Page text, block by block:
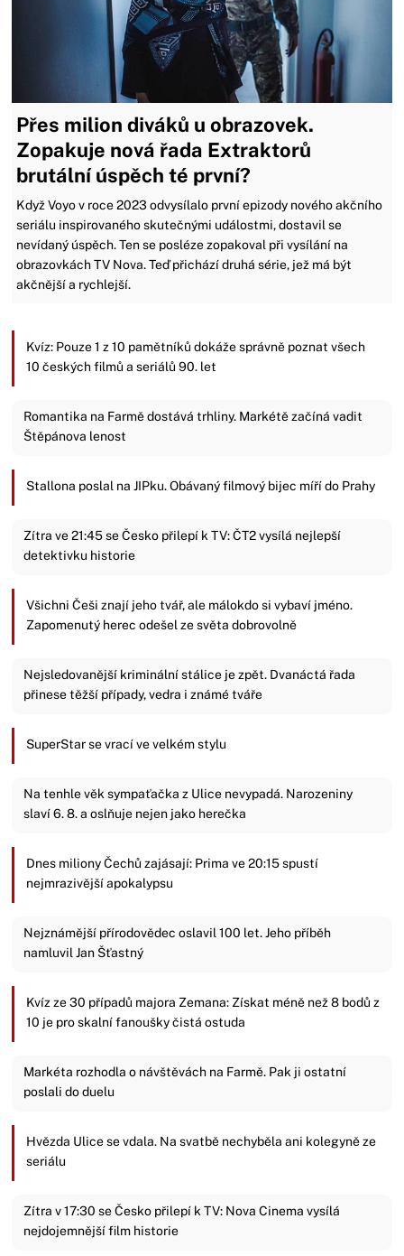
Přes milion diváků u obrazovek.
Zopakuje nová řada Extraktorů
brutální úspěch té první?
Když Voyo v roce 2023 odvysílalo první epizody nového akčního
seriálu inspirovaného skutečnými událostmi, dostavil se
nevídaný úspěch. Ten se posléze zopakoval při vysílání na
obrazovkách TV Nova. Teď přichází druhá série, jež má být
akčnější a rychlejší.
Kvíz: Pouze 1 z 10 pamětníků dokáže správně poznat všech
10 českých filmů a seriálů 90. let
Romantika na Farmě dostává trhliny. Markétě začíná vadit
Štěpánova lenost
Stallona poslal na JIPku. Obávaný filmový bijec míří do Prahy
Zítra ve 21:45 se Česko přilepí k TV: ČT2 vysílá nejlepší
detektivku historie
Všichni Češi znají jeho tvář, ale málokdo si vybaví jméno.
Zapomenutý herec odešel ze světa dobrovolně
Nejsledovanější kriminální stálice je zpět. Dvanáctá řada
přinese těžší případy, vedra i známé tváře
SuperStar se vrací ve velkém stylu
Na tenhle věk sympaťačka z Ulice nevypadá. Narozeniny
slaví 6. 8. a oslňuje nejen jako herečka
Dnes miliony Čechů zajásají: Prima ve 20:15 spustí
nejmrazivější apokalypsu
Nejznámější přírodovědec oslavil 100 let. Jeho příběh
namluvil Jan Šťastný
Kvíz ze 30 případů majora Zemana: Získat méně než 8 bodů z
10 je pro skalní fanoušky čistá ostuda
Markéta rozhodla o návštěvách na Farmě. Pak ji ostatní
poslali do duelu
Hvězda Ulice se vdala. Na svatbě nechyběla ani kolegyně ze
seriálu
Zítra v 17:30 se Česko přilepí k TV: Nova Cinema vysílá
nejdojemnější film historie